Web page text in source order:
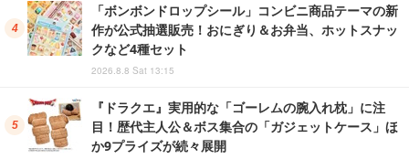
「ボンボンドロップシール」コンビニ商品テーマの新
作が公式抽選販売！おにぎり＆お弁当、ホットスナッ
クなど4種セット
2026.8.8 Sat 13:15
『ドラクエ』実用的な「ゴーレムの腕入れ枕」に注
目！歴代主人公＆ボス集合の「ガジェットケース」ほ
か9プライズが続々展開